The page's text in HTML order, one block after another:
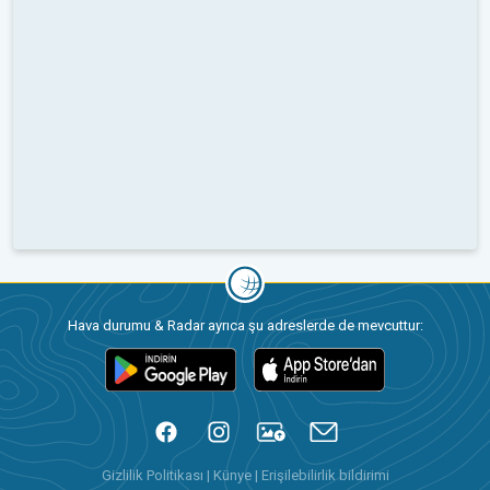
Hava durumu & Radar ayrıca şu adreslerde de mevcuttur:
Gizlilik Politikası | Künye | Erişilebilirlik bildirimi